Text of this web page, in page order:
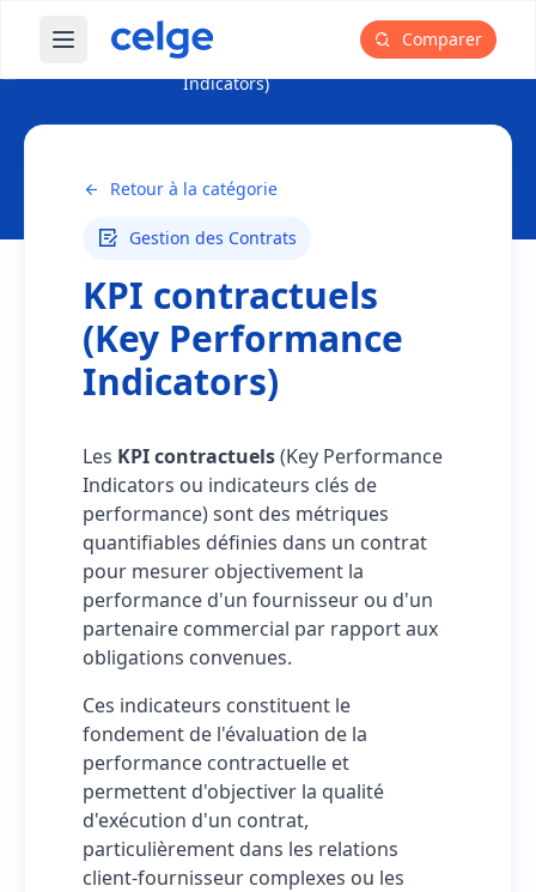
Ouvrir le menu principal
Comparer
KPI contractuels (Key Performance
Indicators)
Retour à la catégorie
Gestion des Contrats
KPI contractuels
(Key Performance
Indicators)
Les KPI contractuels(Key Performance
Indicators ou indicateurs clés de
performance) sont des métriques
quantifiables définies dans un contrat
pour mesurer objectivement la
performance d'un fournisseur ou d'un
partenaire commercial par rapport aux
obligations convenues.
Ces indicateurs constituent le
fondement de l'évaluation de la
performance contractuelle et
permettent d'objectiver la qualité
d'exécution d'un contrat,
particulièrement dans les relations
client-fournisseur complexes ou les